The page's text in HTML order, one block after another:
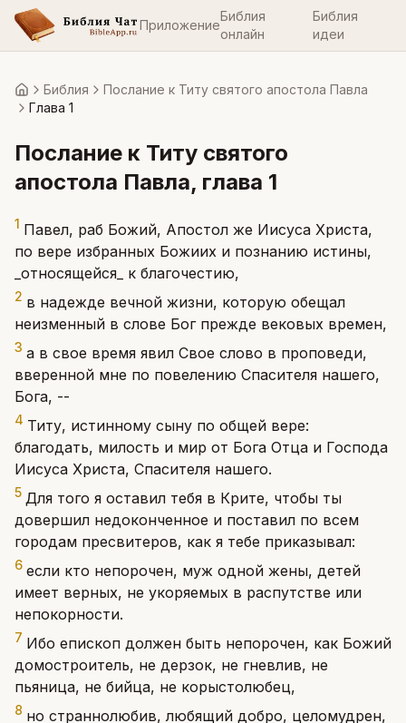
Приложение
Библия
онлайн
Библия
идеи
ГлавнаяБиблия
Послание к Титу святого апостола Павла
Глава 1
Послание к Титу святого
апостола Павла, глава 1
1 Павел, раб Божий, Апостол же Иисуса Христа,
по вере избранных Божиих и познанию истины,
_относящейся_ к благочестию,
2 в надежде вечной жизни, которую обещал
неизменный в слове Бог прежде вековых времен,
3 а в свое время явил Свое слово в проповеди,
вверенной мне по повелению Спасителя нашего,
Бога, --
4 Титу, истинному сыну по общей вере:
благодать, милость и мир от Бога Отца и Господа
Иисуса Христа, Спасителя нашего.
5 Для того я оставил тебя в Крите, чтобы ты
довершил недоконченное и поставил по всем
городам пресвитеров, как я тебе приказывал:
6 если кто непорочен, муж одной жены, детей
имеет верных, не укоряемых в распутстве или
непокорности.
7 Ибо епископ должен быть непорочен, как Божий
домостроитель, не дерзок, не гневлив, не
пьяница, не бийца, не корыстолюбец,
8 но страннолюбив, любящий добро, целомудрен,